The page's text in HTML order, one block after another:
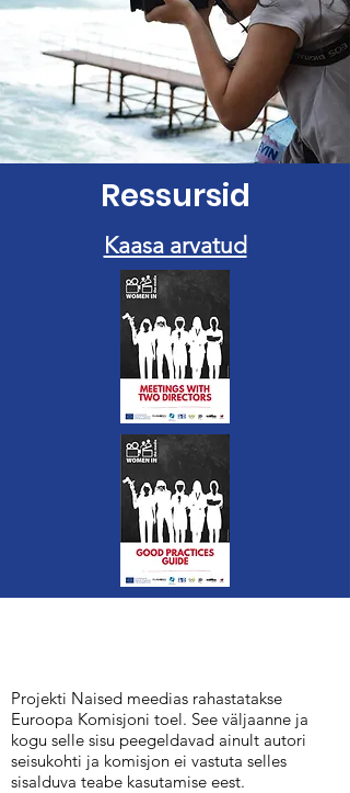
Ressursid
Kaasa arvatud
Projekti Naised meedias rahastatakse
Euroopa Komisjoni toel. See väljaanne ja
kogu selle sisu peegeldavad ainult autori
seisukohti ja komisjon ei vastuta selles
sisalduva teabe kasutamise eest.